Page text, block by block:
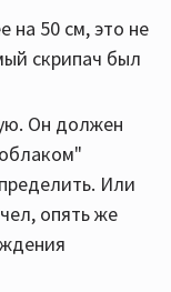
на 50 см, это не
скрипач был
Он должен
Или
опять же